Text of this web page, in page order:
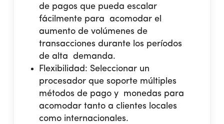
de pagos que pueda escalar
fácilmente para acomodar el
aumento de volúmenes de
transacciones durante los períodos
de alta demanda.
Flexibilidad: Seleccionar un
procesador que soporte múltiples
métodos de pago y monedas para
acomodar tanto a clientes locales
como internacionales.